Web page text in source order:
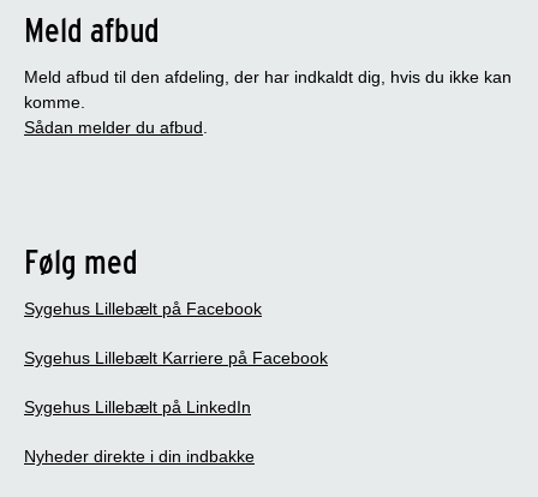
Meld afbud
Meld afbud til den afdeling, der har indkaldt dig, hvis du ikke kan
komme.
Sådan melder du afbud.
Følg med
Sygehus Lillebælt på Facebook
Sygehus Lillebælt Karriere på Facebook
Sygehus Lillebælt på LinkedIn
Nyheder direkte i din indbakke